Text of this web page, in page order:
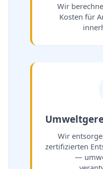
Wir
Kosten für
Wir
zertifizierten
—